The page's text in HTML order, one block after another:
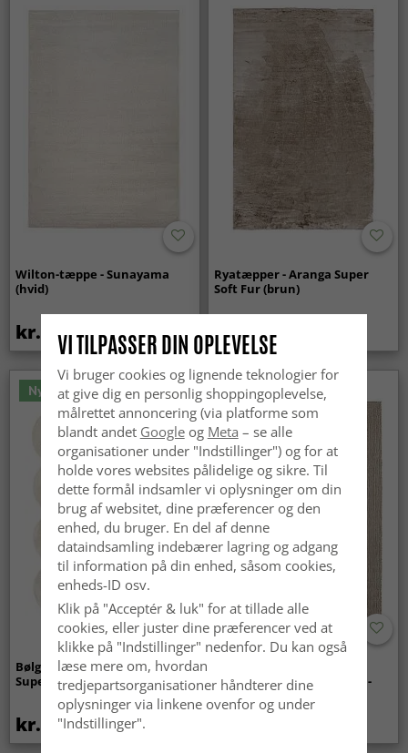
Wilton-tæppe - Sunayama
(hvid)
kr.419
Ryatæpper - Aranga Super
Soft Fur (brun)
kr.259
Nyhed
Bølget ryatæppe - Aranga
Super Soft Fur (beige)
kr.369
indendørs/udendørs brug -
Arlo (beige)
VI TILPASSER DIN OPLEVELSE
Vi bruger cookies og lignende teknologier for
at give dig en personlig shoppingoplevelse,
målrettet annoncering (via platforme som
blandt andet Googleog Meta – se alle
organisationer under "Indstillinger") og for at
holde vores websites pålidelige og sikre. Til
dette formål indsamler vi oplysninger om din
brug af websitet, dine præferencer og den
enhed, du bruger. En del af denne
dataindsamling indebærer lagring og adgang
til information på din enhed, såsom cookies,
enheds-ID osv.
Klik på "Acceptér & luk" for at tillade alle
cookies, eller juster dine præferencer ved at
klikke på "Indstillinger" nedenfor. Du kan også
læse mere om, hvordan
tredjepartsorganisationer håndterer dine
oplysninger via linkene ovenfor og under
"Indstillinger".